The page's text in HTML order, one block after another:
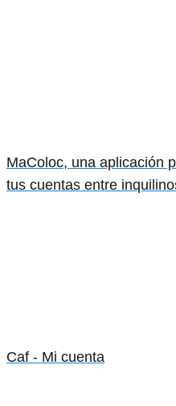
MaColoc, una aplicación
tus cuentas entre
Caf - Mi cuenta